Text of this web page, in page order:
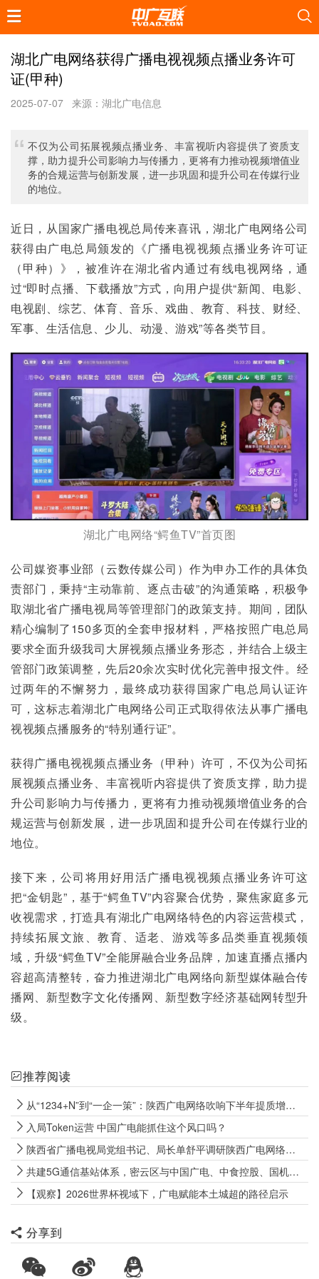
湖北广电网络获得广播电视视频点播业务许可
证(甲种)
2025-07-07 来源：湖北广电信息
不仅为公司拓展视频点播业务、丰富视听内容提供了资质支
撑，助力提升公司影响力与传播力，更将有力推动视频增值业
务的合规运营与创新发展，进一步巩固和提升公司在传媒行业
的地位。
近日，从国家广播电视总局传来喜讯，湖北广电网络公司
获得由广电总局颁发的《广播电视视频点播业务许可证
（甲种）》，被准许在湖北省内通过有线电视网络，通
过“即时点播、下载播放”方式，向用户提供“新闻、电影、
电视剧、综艺、体育、音乐、戏曲、教育、科技、财经、
军事、生活信息、少儿、动漫、游戏”等各类节目。
湖北广电网络“鳄鱼TV”首页图
公司媒资事业部（云数传媒公司）作为申办工作的具体负
责部门，秉持“主动靠前、逐点击破”的沟通策略，积极争
取湖北省广播电视局等管理部门的政策支持。期间，团队
精心编制了150多页的全套申报材料，严格按照广电总局
要求全面升级我司大屏视频点播业务形态，并结合上级主
管部门政策调整，先后20余次实时优化完善申报文件。经
过两年的不懈努力，最终成功获得国家广电总局认证许
可，这标志着湖北广电网络公司正式取得依法从事广播电
视视频点播服务的“特别通行证”。
获得广播电视视频点播业务（甲种）许可，不仅为公司拓
展视频点播业务、丰富视听内容提供了资质支撑，助力提
升公司影响力与传播力，更将有力推动视频增值业务的合
规运营与创新发展，进一步巩固和提升公司在传媒行业的
地位。
接下来，公司将用好用活广播电视视频点播业务许可这
把“金钥匙”，基于“鳄鱼TV”内容聚合优势，聚焦家庭多元
收视需求，打造具有湖北广电网络特色的内容运营模式，
持续拓展文旅、教育、适老、游戏等多品类垂直视频领
域，升级“鳄鱼TV”全能屏融合业务品牌，加速直播点播内
容超高清整转，奋力推进湖北广电网络向新型媒体融合传
播网、新型数字文化传播网、新型数字经济基础网转型升
级。
推荐阅读
从“1234+N”到“一企一策”：陕西广电网络吹响下半年提质增效冲锋号
入局Token运营 中国广电能抓住这个风口吗？
陕西省广播电视局党组书记、局长单舒平调研陕西广电网络电视“套娃”收费和操作复杂专项治理成效巩固工作
共建5G通信基站体系，密云区与中国广电、中食控股、国机数科签署战略合作协议
【观察】2026世界杯视域下，广电赋能本土城超的路径启示
分享到